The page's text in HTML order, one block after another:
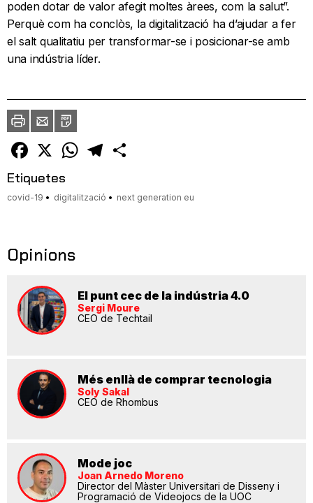
poden dotar de valor afegit moltes àrees, com la salut”.
Perquè com ha conclòs, la digitalització ha d’ajudar a fer
el salt qualitatiu per transformar-se i posicionar-se amb
una indústria líder.
ImprimirEnvia
un
amic
PDF
Facebook
X WhatsAppTelegram
Etiquetes
covid-19 digitalització next generation eu
Opinions
El punt cec de la indústria 4.0
Sergi Moure
CEO de Techtail
Més enllà de comprar tecnologia
Soly Sakal
CEO de Rhombus
Mode joc
Joan Arnedo Moreno
Director del Màster Universitari de Disseny i
Programació de Videojocs de la UOC